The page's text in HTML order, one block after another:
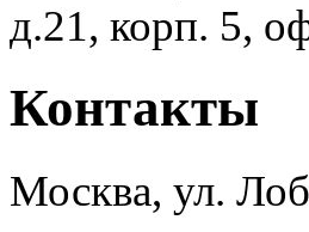
д.21, корп. 5,
Контакты
Москва, ул.